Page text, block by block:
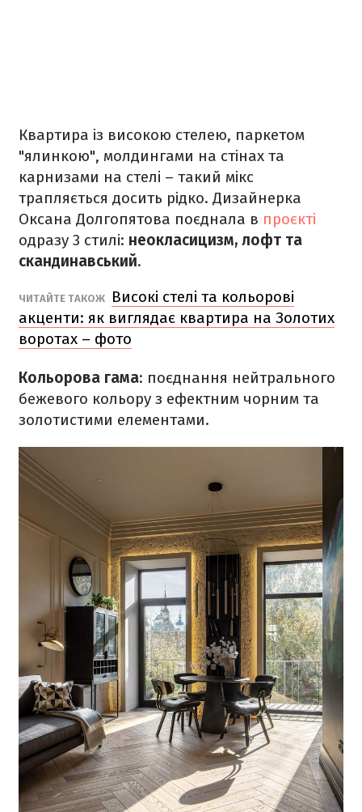
Квартира із високою стелею, паркетом
"ялинкою", молдингами на стінах та
карнизами на стелі – такий мікс
трапляється досить рідко. Дизайнерка
Оксана Долгопятова поєднала в проєкті
одразу 3 стилі: неокласицизм, лофт та
скандинавський.
ЧИТАЙТЕ ТАКОЖ
Високі стелі та кольорові
акценти: як виглядає квартира на Золотих
воротах – фото
Кольорова гама: поєднання нейтрального
бежевого кольору з ефектним чорним та
золотистими елементами.